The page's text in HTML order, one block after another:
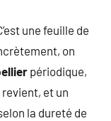
une feuille de
on
périodique,
et un
la dureté de